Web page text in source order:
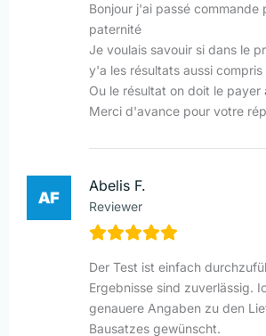
Bonjour j'ai passé commande
paternité
Je voulais savouir si dans le
y'a les résultats aussi
Ou le résultat on doit le payer
Merci d'avance pour votre
Abelis F.
Reviewer
Der Test ist einfach
Ergebnisse sind zuverlässig.
genauere Angaben zu den
Bausatzes gewünscht.